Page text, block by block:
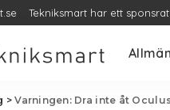
Tekniksmart har ett
>Varningen: Dra inte åt